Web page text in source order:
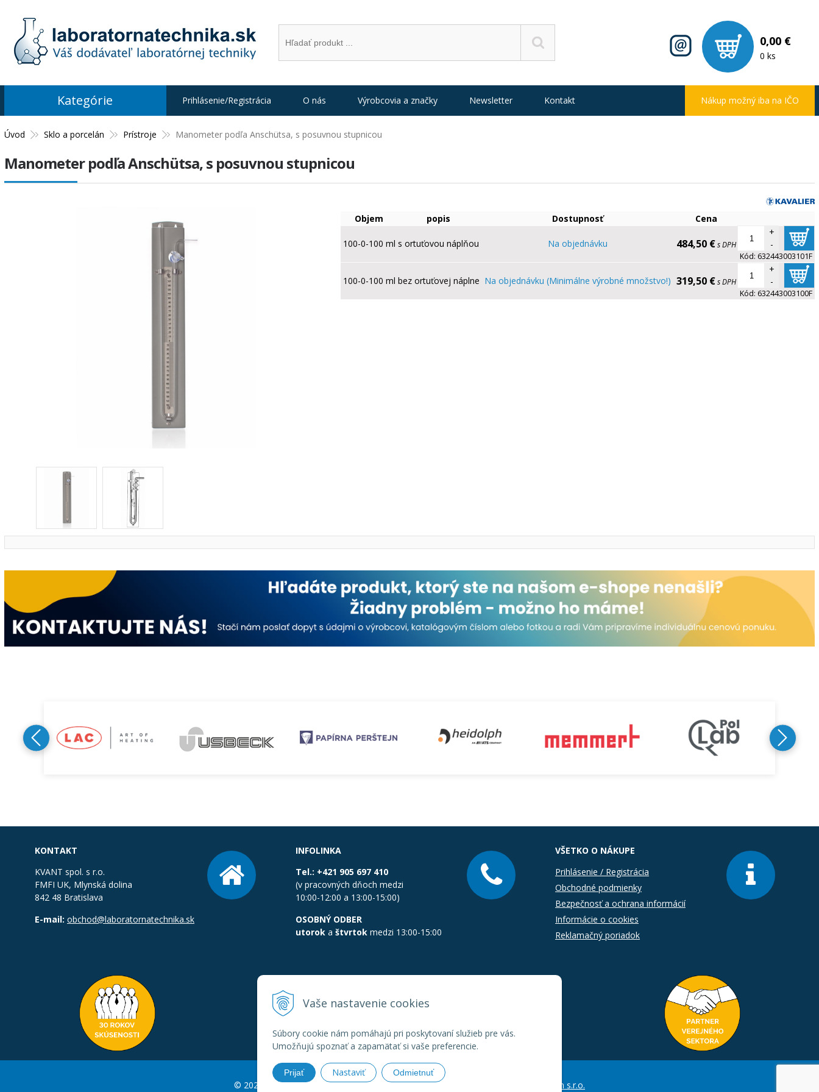
Vaše nastavenie cookies
Súbory cookie nám pomáhajú pri poskytovaní služieb pre vás.
Umožňujú spoznať a zapamätať si vaše preferencie.
Prijať Nastaviť Odmietnuť
0,00 €
0 ks
Úvod Sklo a porcelán Prístroje Manometer podľa Anschütsa, s posuvnou stupnicou
Manometer podľa Anschütsa, s posuvnou stupnicou
Objem popis Dostupnosť Cena
100-0-100 ml s ortuťovou náplňou Na objednávku 484,50 € s DPH
+
-
Kód: 632443003101F
100-0-100 ml bez ortuťovej náplne Na objednávku (Minimálne výrobné množstvo!) 319,50 € s DPH
+
-
Kód: 632443003100F
Kategórie Prihlásenie/Registrácia O nás Výrobcovia a značky Newsletter Kontakt Nákup možný iba na IČO
KONTAKT
KVANT spol. s r.o.
FMFI UK, Mlynská dolina
842 48 Bratislava
E-mail: obchod@laboratornatechnika.sk
INFOLINKA
Tel.: +421 905 697 410
(v pracovných dňoch medzi
10:00-12:00 a 13:00-15:00)
OSOBNÝ ODBER
utorok a štvrtok medzi 13:00-15:00
VŠETKO O NÁKUPE
Prihlásenie / Registrácia
Obchodné podmienky
Bezpečnosť a ochrana informácií
Informácie o cookies
Reklamačný poriadok
© 2026 Laboratornatechnika.sk •Created&e-shop Pohoda connector NextCom s.r.o.